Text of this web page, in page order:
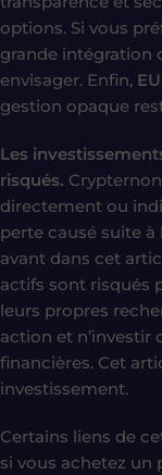
options. Si vous
grande intégration
envisager. Enfin,
gestion opaque
Les
risqués.
directement ou
perte causé suite à
avant dans cet
actifs sont risqués
leurs propres
action et n’investir
financières. Cet
investissement.
Certains liens de
si vous achetez un